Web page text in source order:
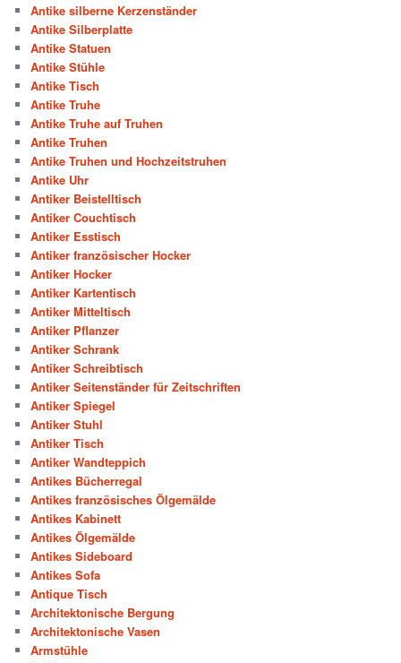
Antike silberne Kerzenständer
Antike Silberplatte
Antike Statuen
Antike Stühle
Antike Tisch
Antike Truhe
Antike Truhe auf Truhen
Antike Truhen
Antike Truhen und Hochzeitstruhen
Antike Uhr
Antiker Beistelltisch
Antiker Couchtisch
Antiker Esstisch
Antiker französischer Hocker
Antiker Hocker
Antiker Kartentisch
Antiker Mitteltisch
Antiker Pflanzer
Antiker Schrank
Antiker Schreibtisch
Antiker Seitenständer für Zeitschriften
Antiker Spiegel
Antiker Stuhl
Antiker Tisch
Antiker Wandteppich
Antikes Bücherregal
Antikes französisches Ölgemälde
Antikes Kabinett
Antikes Ölgemälde
Antikes Sideboard
Antikes Sofa
Antique Tisch
Architektonische Bergung
Architektonische Vasen
Armstühle